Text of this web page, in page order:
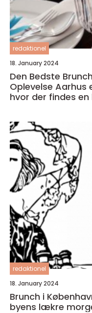
redaktionel
18. January 2024
Den Bedste
Oplevelse Aarhus
hvor der findes
redaktionel
18. January 2024
Brunch i
byens lækre